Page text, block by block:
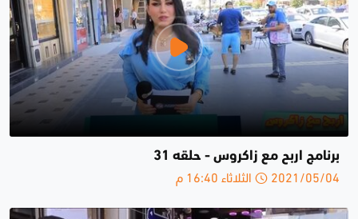
برنامج اربح مع زاكروس - حلقە 31
2021/05/04 الثلاثاء 16:40 م